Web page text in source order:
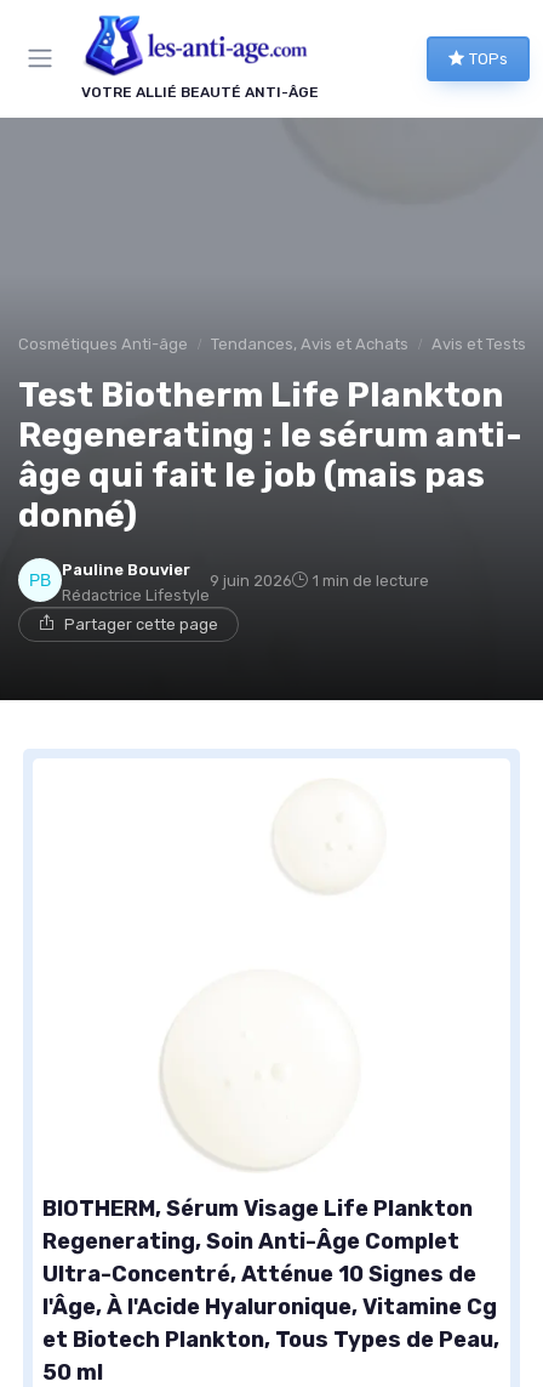
VOTRE ALLIÉ BEAUTÉ ANTI-ÂGE
TOPs
Cosmétiques Anti-âge Tendances, Avis et Achats Avis et Tests
Test Biotherm Life Plankton
Regenerating : le sérum anti-
âge qui fait le job (mais pas
donné)
Pauline Bouvier
Rédactrice Lifestyle
9 juin 2026 1 min de lecture
Partager cette page
BIOTHERM, Sérum Visage Life Plankton
Regenerating, Soin Anti-Âge Complet
Ultra-Concentré, Atténue 10 Signes de
l'Âge, À l'Acide Hyaluronique, Vitamine Cg
et Biotech Plankton, Tous Types de Peau,
50 ml
Panneau de gestion des cookies